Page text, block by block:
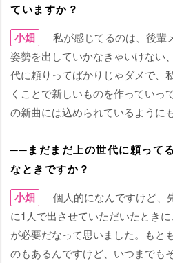
ていますか？
小畑
私が感じてるのは、後輩
姿勢を出していかなきゃいけない
代に頼りってばかりじゃダメで、
くことで新しいものを作っていっ
の新曲には込められているように
──まだまだ上の世代に頼って
なときですか？
小畑
個人的になんですけど、
に1人で出させていただいたとき
が必要だなって思いました。もと
のもあるんですけど、いつまでも